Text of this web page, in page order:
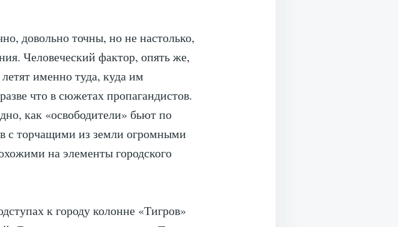
довольно точны, но не настолько,
Человеческий фактор, опять же,
именно туда, куда им
что в сюжетах пропагандистов.
как «освободители» бьют по
с торчащими из земли огромными
на элементы городского
к городу колонне «Тигров»